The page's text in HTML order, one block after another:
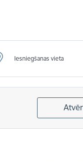
Iesniegšanas vieta